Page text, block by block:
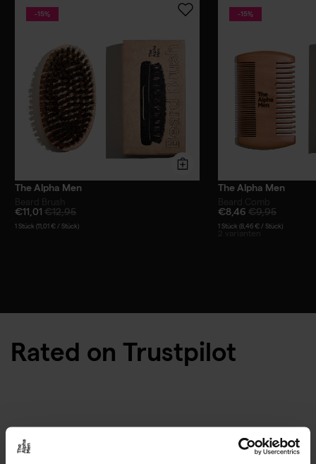
-15%
The Alpha Men
€11,01 €12,95
1 Stück (11,01 € / Stück)
-15%
The Alpha Men
€8,46 €9,95
1 Stück (8,46 € / Stück)
Rated on Trustpilot